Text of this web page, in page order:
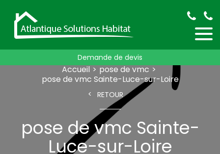
Demande de devis
Accueil
pose de vmc
pose de vmc Sainte-Luce-sur-Loire
RETOUR
pose de vmc Sainte-
Luce-sur-Loire